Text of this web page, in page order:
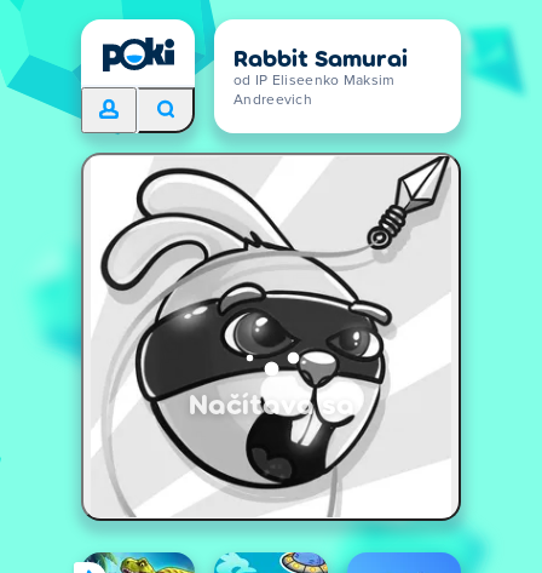
Rabbit Samurai
od IP Eliseenko Maksim
Andreevich
Načítava sa